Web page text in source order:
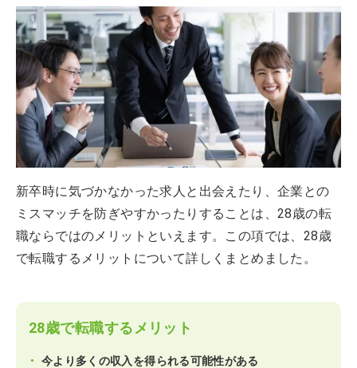
新卒時に気づかなかった求人と出会えたり、企業との
ミスマッチを防ぎやすかったりすることは、28歳の転
職ならではのメリットといえます。この項では、28歳
で転職するメリットについて詳しくまとめました。
28歳で転職するメリット
今より多くの収入を得られる可能性がある